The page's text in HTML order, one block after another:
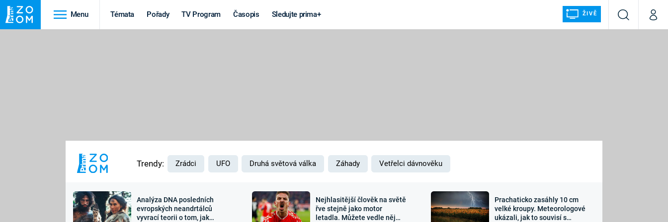
Menu Témata Pořady TV Program Časopis Sledujte prima+ ŽIVĚ
VyhledáváníMůj
MARS
Výročí
Záhady a
Zajímavosti Sledujte nás
Trendy: Zrádci UFO Druhá světová válka Záhady Vetřelci dávnověku
Analýza DNA posledních
evropských neandrtálců
vyvrací teorii o tom, jak
Nejhlasitější člověk na světě
řve stejně jako motor
letadla. Můžete vedle něj
Prachaticko zasáhly 10 cm
velké kroupy. Meteorologové
ukázali, jak to souvisí s